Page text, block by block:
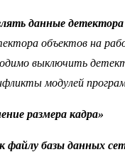
данные детектора
объектов на
выключить
модулей
размера кадра»
файлу базы данных